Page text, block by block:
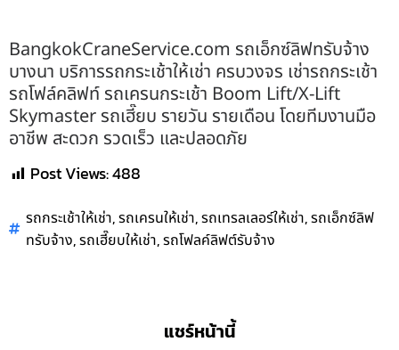
BangkokCraneService.com รถเอ็กซ์ลิฟทรับจ้าง
บางนา บริการรถกระเช้าให้เช่า ครบวงจร เช่ารถกระเช้า
รถโฟล์คลิฟท์ รถเครนกระเช้า Boom Lift/X-Lift
Skymaster รถเฮี๊ยบ รายวัน รายเดือน โดยทีมงานมือ
อาชีพ สะดวก รวดเร็ว และปลอดภัย
Post Views:488
รถกระเช้าให้เช่า,รถเครนให้เช่า,รถเทรลเลอร์ให้เช่า,รถเอ็กซ์ลิฟ
ทรับจ้าง,รถเฮี๊ยบให้เช่า,รถโฟลค์ลิฟต์รับจ้าง
แชร์หน้านี้